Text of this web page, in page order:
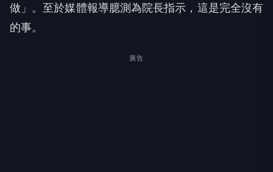
做」。至於媒體報導臆測為院長指示，這是完全沒有
的事。
廣告